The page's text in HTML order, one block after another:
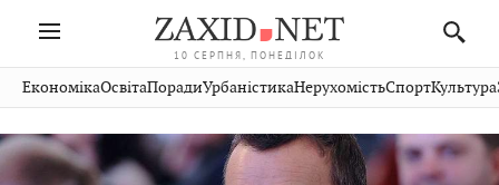
10 СЕРПНЯ, ПОНЕДІЛОК
Івано-
Франківськ
Тернопіль
Волинь
Рівне
Львів
Чернівці
Стрий
Хмельницький
Публікації
Авто СловкоКультура
Кіно
Дім Спорт Краєзнавство
ЕкономікаОсвітаПорадиУрбаністикаНерухомістьСпортКультура